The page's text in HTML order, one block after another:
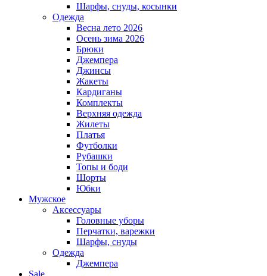
Шарфы, снуды, косынки
Одежда
Весна лето 2026
Осень зима 2026
Брюки
Джемпера
Джинсы
Жакеты
Кардиганы
Комплекты
Верхняя одежда
Жилеты
Платья
Футболки
Рубашки
Топы и боди
Шорты
Юбки
Мужское
Аксессуары
Головные уборы
Перчатки, варежки
Шарфы, снуды
Одежда
Джемпера
Sale